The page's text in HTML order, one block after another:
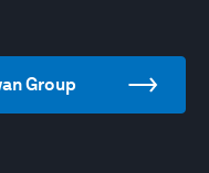
Group